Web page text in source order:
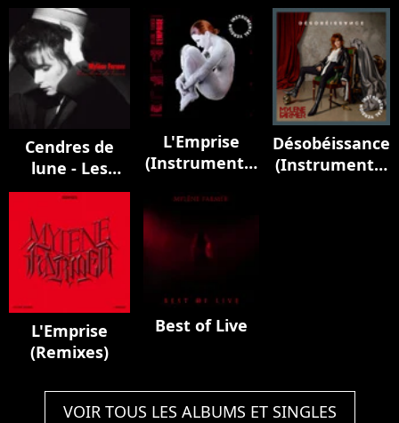
instrumentaux
Cendres de
lune - Les
instrumentaux
L'Emprise
(Instrumental
Désobéissance
(Instrumental
L'Emprise
(Remixes)
Best of Live
VOIR TOUS LES ALBUMS ET SINGLES